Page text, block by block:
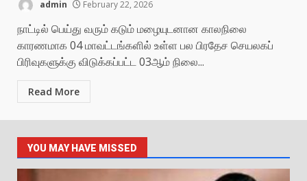
admin February 22, 2026
நாட்டில் பெய்து வரும் கடும் மழையுடனான காலநிலை
காரணமாக 04 மாவட்டங்களில் உள்ள பல பிரதேச செயலகப்
பிரிவுகளுக்கு விடுக்கப்பட்ட 03ஆம் நிலை...
Read More
YOU MAY HAVE MISSED